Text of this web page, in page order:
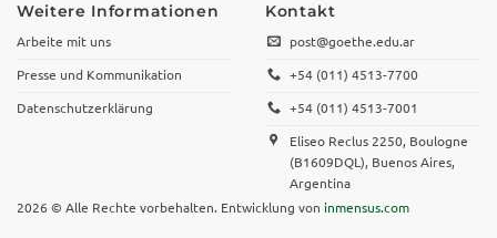
Weitere Informationen
Arbeite mit uns
Presse und Kommunikation
Datenschutzerklärung
Kontakt
post@goethe.edu.ar
+54 (011) 4513-7700
+54 (011) 4513-7001
Eliseo Reclus 2250, Boulogne
(B1609DQL), Buenos Aires,
Argentina
2026 © Alle Rechte vorbehalten. Entwicklung von inmensus.com